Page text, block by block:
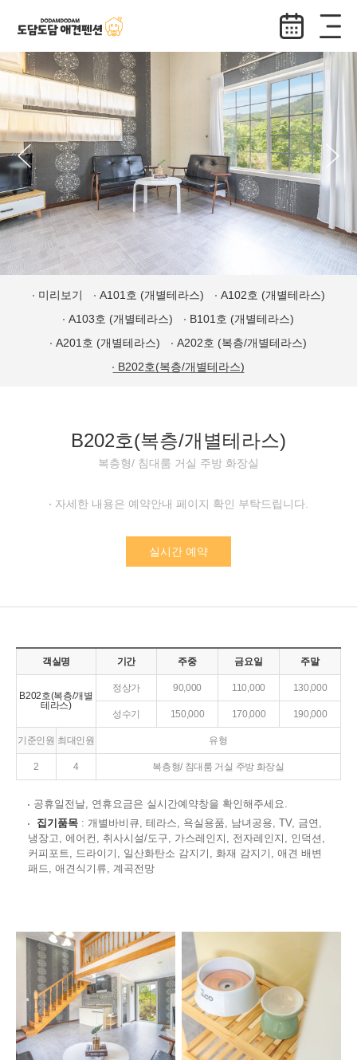
미리보기 A101호 (개별테라스)
A102호 (개별테라스)
A103호 (개별테라스)
B101호 (개별테라스)
A201호 (개별테라스)
A202호 (복층/개별테라스)
B202호(복층/개별테라스)
B202호(복층/개별테라스)
복층형/ 침대룸 거실 주방 화장실
자세한 내용은 예약안내 페이지 확인 부탁드립니다.
실시간 예약
객실명 기간 주중 금요일 주말
B202호(복층/개별
테라스)
정상가 90,000 110,000 130,000
성수기 150,000 170,000 190,000
기준인원 최대인원 유형
2 4 복층형/ 침대룸 거실 주방 화장실
공휴일전날, 연휴요금은 실시간예약창을 확인해주세요.
집기품목 : 개별바비큐, 테라스, 욕실용품, 남녀공용, TV, 금연,
냉장고, 에어컨, 취사시설/도구, 가스레인지, 전자레인지, 인덕션,
커피포트, 드라이기, 일산화탄소 감지기, 화재 감지기, 애견 배변
패드, 애견식기류, 계곡전망